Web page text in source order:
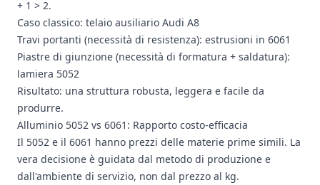
+ 1 > 2.
Caso classico: telaio ausiliario Audi A8
Travi portanti (necessità di resistenza): estrusioni in 6061
Piastre di giunzione (necessità di formatura + saldatura):
lamiera 5052
Risultato: una struttura robusta, leggera e facile da
produrre.
Alluminio 5052 vs 6061: Rapporto costo-efficacia
Il 5052 e il 6061 hanno prezzi delle materie prime simili. La
vera decisione è guidata dal metodo di produzione e
dall'ambiente di servizio, non dal prezzo al kg.